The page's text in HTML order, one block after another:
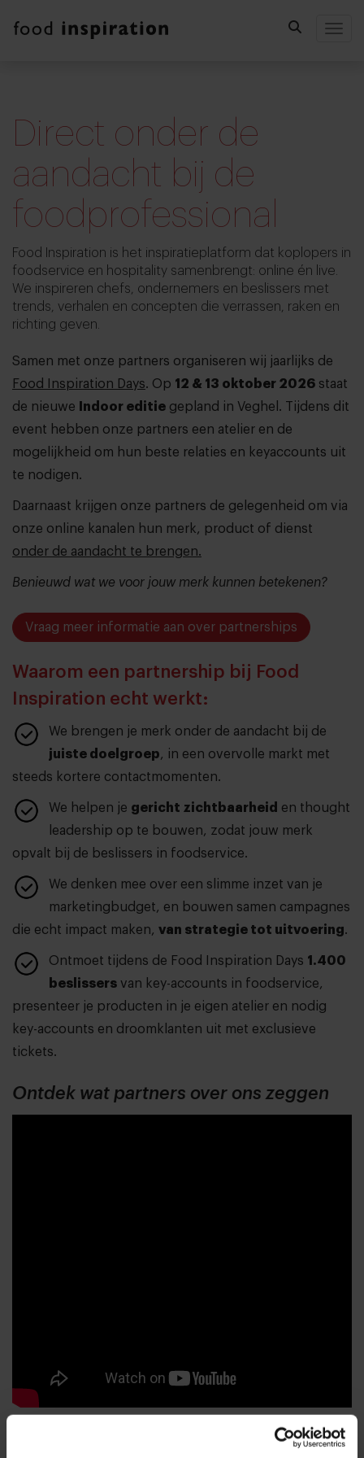
Direct onder de
aandacht bij de
foodprofessional
Food Inspiration is het inspiratieplatform dat koplopers in
foodservice en hospitality samenbrengt: online én live.
We inspireren chefs, ondernemers en beslissers met
trends, verhalen en concepten die verrassen, raken en
richting geven.
Samen met onze partners organiseren wij jaarlijks de
Food Inspiration Days. Op 12 & 13 oktober 2026 staat
de nieuwe
Indoor editie gepland in Veghel. Tijdens dit
event hebben onze partners een atelier en de
mogelijkheid om hun beste relaties en keyaccounts uit
te nodigen.
Daarnaast krijgen onze partners de gelegenheid om via
onze online kanalen hun merk, product of dienst
onder de aandacht te brengen.
Benieuwd wat we voor jouw merk kunnen betekenen?
Vraag meer informatie aan over partnerships
Waarom een partnership bij Food
Inspiration echt werkt:
We brengen je merk onder de aandacht bij de
juiste doelgroep, in een overvolle markt met
steeds kortere contactmomenten.
We helpen je gericht zichtbaarheid en thought
leadership op te bouwen, zodat jouw merk
opvalt bij de beslissers in foodservice.
We denken mee over een slimme inzet van je
marketingbudget, en bouwen samen campagnes
die echt impact maken, van strategie tot uitvoering.
Ontmoet tijdens de Food Inspiration Days 1.400
beslissers van key-accounts in foodservice,
presenteer je producten in je eigen atelier en nodig
key-accounts en droomklanten uit met exclusieve
tickets.
Ontdek wat partners over ons zeggen